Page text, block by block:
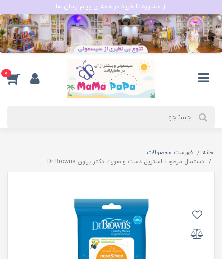
از مشاوره تا خرید در همه ی پیام رسان ها
0
خانه
فهرست محصولات
دستمال مرطوب استریل دست و صورت دکتر براون Dr Browns